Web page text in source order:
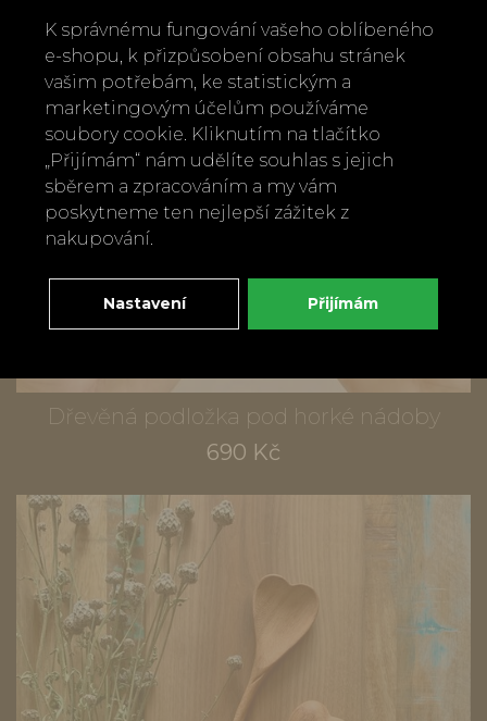
Dřevěná podložka pod horké nádoby
690 Kč
K správnému fungování vašeho oblíbeného
e-shopu, k přizpůsobení obsahu stránek
vašim potřebám, ke statistickým a
marketingovým účelům používáme
soubory cookie. Kliknutím na tlačítko
„Přijímám“ nám udělíte souhlas s jejich
sběrem a zpracováním a my vám
poskytneme ten nejlepší zážitek z
nakupování.
Nastavení Přijímám